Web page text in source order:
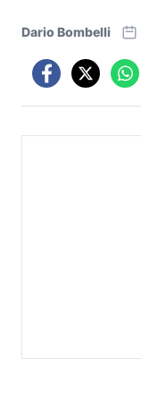
Dario Bombelli